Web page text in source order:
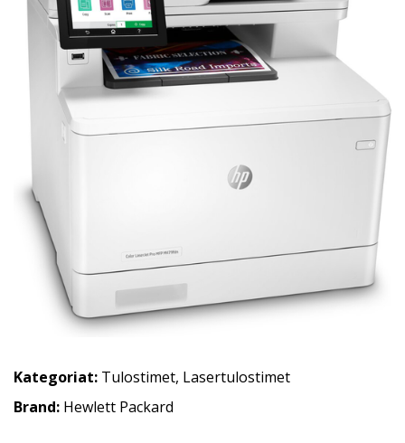
Kategoriat: Tulostimet, Lasertulostimet
Brand: Hewlett Packard